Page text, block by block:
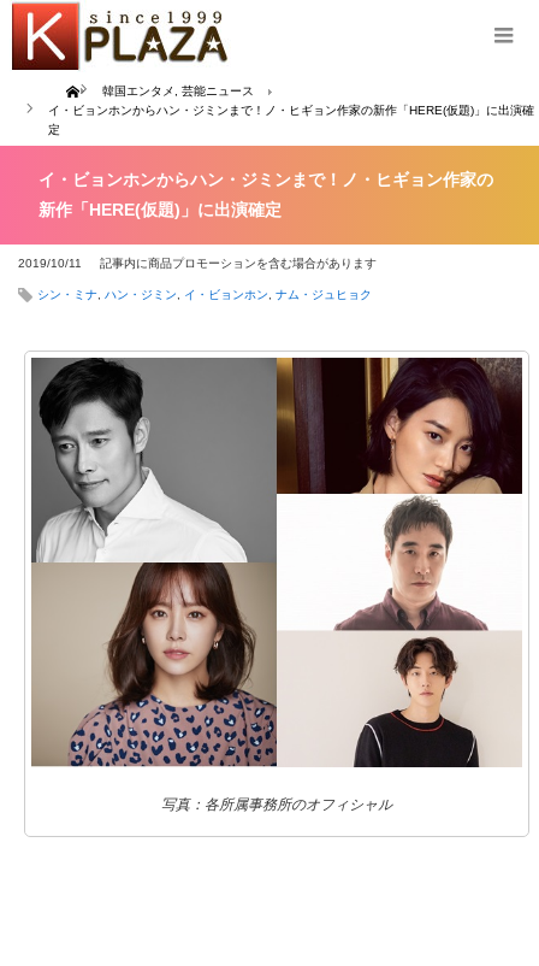
Home 韓国エンタメ
芸能ニュース
イ・ビョンホンからハン・ジミンまで！ノ・ヒギョン作家の新作「HERE(仮題)」に出演確
定
イ・ビョンホンからハン・ジミンまで！ノ・ヒギョン作家の
新作「HERE(仮題)」に出演確定
2019/10/11 記事内に商品プロモーションを含む場合があります
シン・ミナ ハン・ジミン イ・ビョンホン ナム・ジュヒョク
写真：各所属事務所のオフィシャル